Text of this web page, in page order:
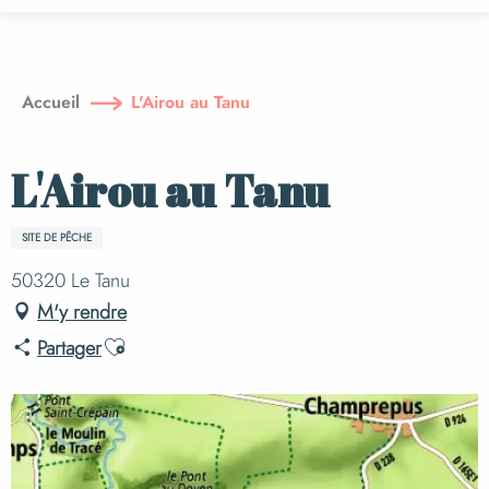
principal
Accueil L'Airou au Tanu
L'Airou au Tanu
SITE DE PÊCHE
50320 Le Tanu
M'y rendre
PartagerAjouter aux favoris